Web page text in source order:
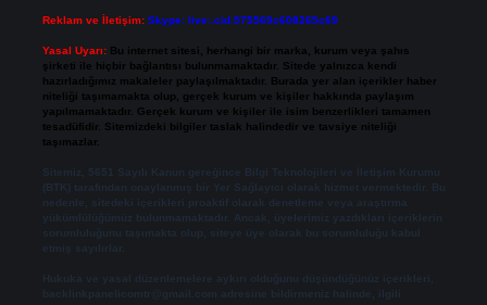
Reklam ve İletişim: Skype: live:.cid.575569c608265c69
Yasal Uyarı: Bu internet sitesi, herhangi bir marka, kurum veya şahıs
şirketi ile hiçbir bağlantısı bulunmamaktadır. Sitede yalnızca kendi
hazırladığımız makaleler paylaşılmaktadır. Burada yer alan içerikler haber
niteliği taşımamakta olup, gerçek kurum ve kişiler hakkında paylaşım
yapılmamaktadır. Gerçek kurum ve kişiler ile isim benzerlikleri tamamen
tesadüfidir. Sitemizdeki bilgiler taslak halindedir ve tavsiye niteliği
taşımazlar.
Sitemiz, 5651 Sayılı Kanun gereğince Bilgi Teknolojileri ve İletişim Kurumu
(BTK) tarafından onaylanmış bir Yer Sağlayıcı olarak hizmet vermektedir. Bu
nedenle, sitedeki içerikleri proaktif olarak denetleme veya araştırma
yükümlülüğümüz bulunmamaktadır. Ancak, üyelerimiz yazdıkları içeriklerin
sorumluluğunu taşımakta olup, siteye üye olarak bu sorumluluğu kabul
etmiş sayılırlar.
Hukuka ve yasal düzenlemelere aykırı olduğunu düşündüğünüz içerikleri,
backlinkpanelicomtr@gmail.com adresine bildirmeniz halinde, ilgili